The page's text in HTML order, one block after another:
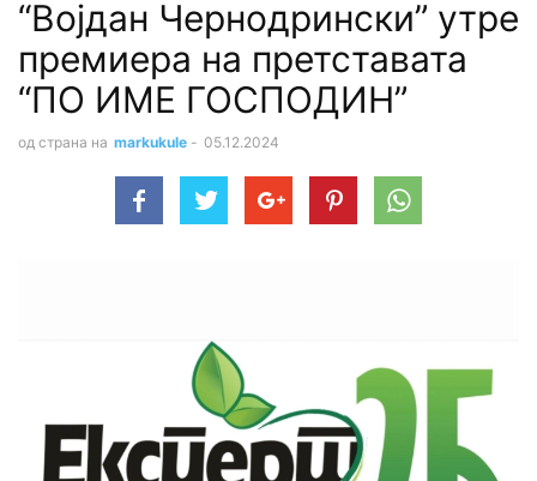
“Војдан Чернодрински” утре
премиера на претставата
“ПО ИМЕ ГОСПОДИН”
од страна на markukule - 05.12.2024